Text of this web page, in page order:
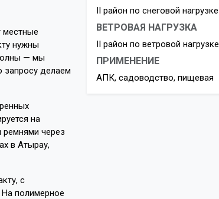
местные
нужны
— мы
запросу делаем
на
ремнями через
в Атырау,
с
На полимерное
II район по снеговой нагрузке
ВЕТРОВАЯ НАГРУЗКА
II район по ветровой нагрузке
ПРИМЕНЕНИЕ
АПК, садоводство, пищевая